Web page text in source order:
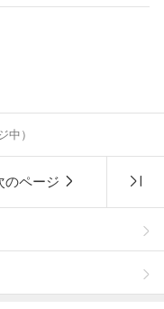
中）
のページ